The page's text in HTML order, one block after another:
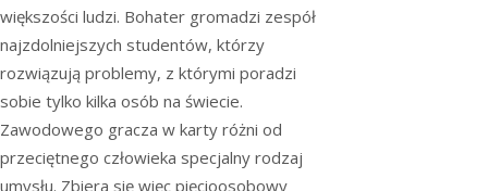
większości ludzi. Bohater gromadzi zespół
najzdolniejszych studentów, którzy
rozwiązują problemy, z którymi poradzi
sobie tylko kilka osób na świecie.
Zawodowego gracza w karty różni od
przeciętnego człowieka specjalny rodzaj
umysłu. Zbiera się więc pięcioosobowy